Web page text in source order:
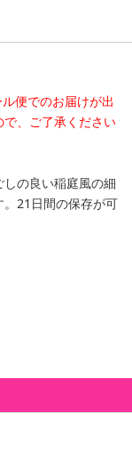
便でのお届けが出
、ご了承ください
の良い稲庭風の細
21日間の保存が可